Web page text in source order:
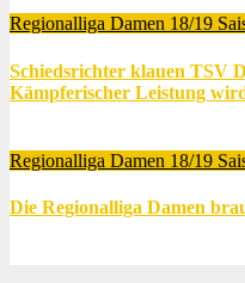
Regionalliga Damen 18/19
Schiedsrichter klauen TSV
Kämpferischer Leistung
Regionalliga Damen 18/19
Die Regionalliga Damen